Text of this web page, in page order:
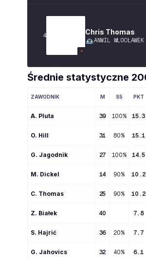
4 Chris Thomas
ANWIL WŁOCŁAWEK
Średnie statystyczne
ZAWODNIK M S5 PKT
A. Pluta 39 100% 15.3
O. Hill 31 80% 15.1
G. Jagodnik 27 100% 14.5
M. Dickel 14 90% 10.2
C. Thomas 25 90% 10.2
Z. Białek 40 7.8
S. Hajrić 36 20% 7.7
G. Jahovics 32 40% 6.1